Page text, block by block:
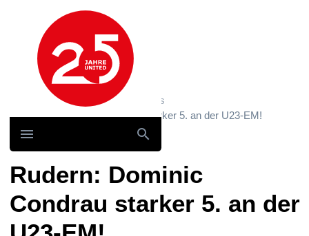
Hauptnavigation
News und Storys / News
Rudern: Dominic Condrau starker 5. an der U23-EM!
Rudern: Dominic
Condrau starker 5. an der